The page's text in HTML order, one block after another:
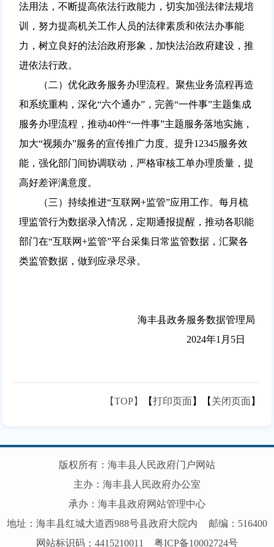
法用法，不断提高依法行政能力，切实加强法律法规培
训，努力提高机关工作人员的法律素质和依法办事能
力，树立良好的法治政府形象，加快法治政府建设，推
进依法行政。
（二）优化政务服务办理流程。聚焦业务流程再造
和系统重构，深化“六个通办”，完善“一件事”主题集成
服务办理流程，推动40件“一件事”主题服务落地实施，
加大“视频办”服务的宣传推广力度。提升12345服务效
能，强化部门间协调联动，严格审核工单办理质量，提
高好差评满意度。
（三）持续推进“互联网+监管”应用工作。每月梳
理监管行为数据录入情况，定期通报提醒，推动各职能
部门在“互联网+监管”平台采集日常监管数据，汇聚各
类监管数据，做到应录尽录。
海丰县政务服务数据管理局
2024年1月5日
【TOP】 【打印页面】【 关闭页面】
版权所有：海丰县人民政府门户网站
主办：海丰县人民政府办公室
承办：海丰县政府网站管理中心
地址：海丰县红城大道西988号县政府大院内
邮编：516400
网站标识码：4415210011
粤ICP备10002724号